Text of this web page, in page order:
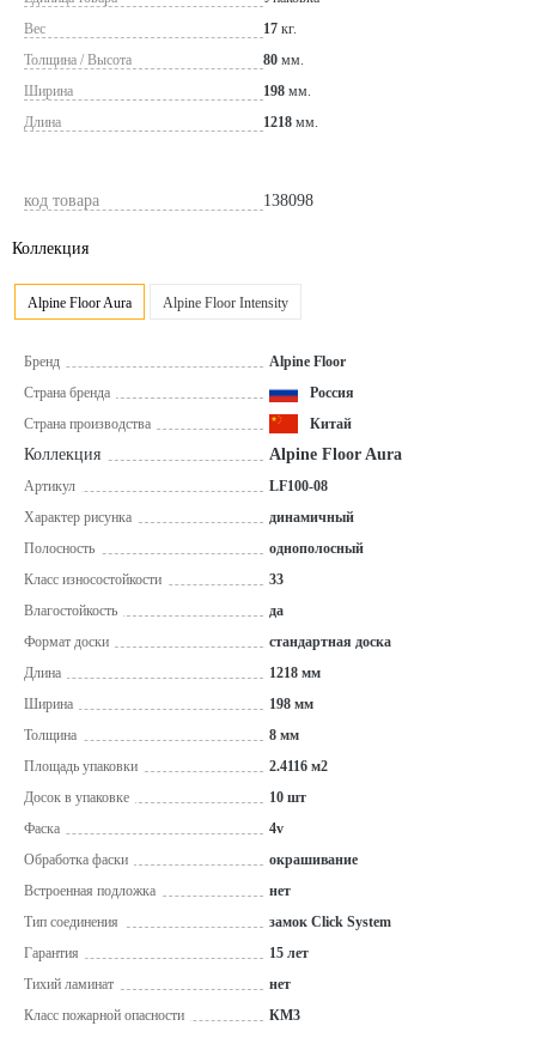
Вес
17 кг.
Толщина / Высота
80 мм.
Ширина
198 мм.
Длина
1218 мм.
код товара 138098
Коллекция
Alpine Floor Aura Alpine Floor Intensity
Бренд
Alpine Floor
Страна бренда
Россия
Страна производства
Китай
Коллекция Alpine Floor Aura
Артикул
LF100-08
Характер рисунка
динамичный
Полосность
однополосный
Класс износостойкости
33
Влагостойкость
да
Формат доски
стандартная доска
Длина
1218 мм
Ширина
198 мм
Толщина
8 мм
Площадь упаковки
2.4116 м2
Досок в упаковке
10 шт
Фаска
4v
Обработка фаски
окрашивание
Встроенная подложка
нет
Тип соединения
замок Click System
Гарантия
15 лет
Тихий ламинат
нет
Класс пожарной опасности
КМ3